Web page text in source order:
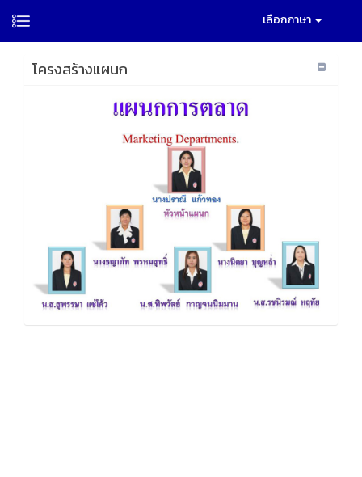
เลือกภาษา
โครงสร้างแผนก